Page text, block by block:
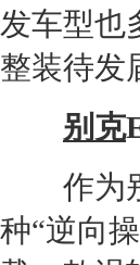
发车型也
整装待发
别克
作为
种“逆向